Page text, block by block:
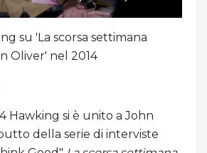
su 'La scorsa settimana
Oliver' nel 2014
Hawking si è unito a John
della serie di interviste